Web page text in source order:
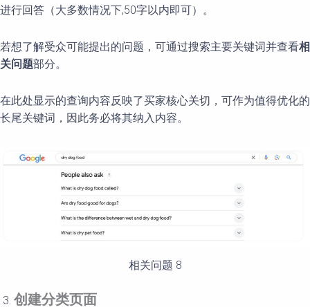
进行回答（大多数情况下,50字以内即可）。
若想了解受众可能提出的问题，可通过搜索主要关键词并查看相
关问题部分。
在此处显示的查询内容反映了买家核心关切，可作为值得优化的
长尾关键词，因此务必将其纳入内容。
相关问题 8
创建分类页面